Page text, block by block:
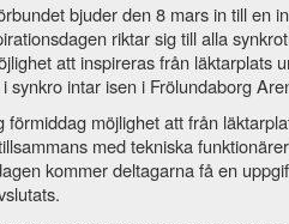
bjuder den 8 mars in till en
riktar sig till alla
att inspireras från läktarplats
synkro intar isen i Frölundaborg
förmiddag möjlighet att från
med tekniska
kommer deltagarna få en